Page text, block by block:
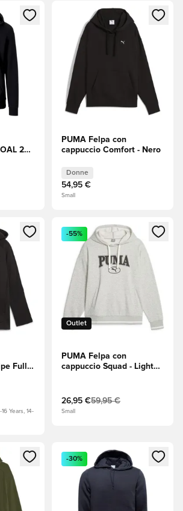
modale per accedere o registrarsi come
23
Apre una finestra modale
PUMA Felpa con
cappuccio Comfort - Nero
Donne
54,95 €
Small
modale per accedere o registrarsi come
Full
16 Years, 14-
Apre una finestra modale
Outlet
-55%
PUMA Felpa con
cappuccio Squad - Light
26,95 €59,95 €
Small
modale per accedere o registrarsi come
Apre una finestra modale
-30%